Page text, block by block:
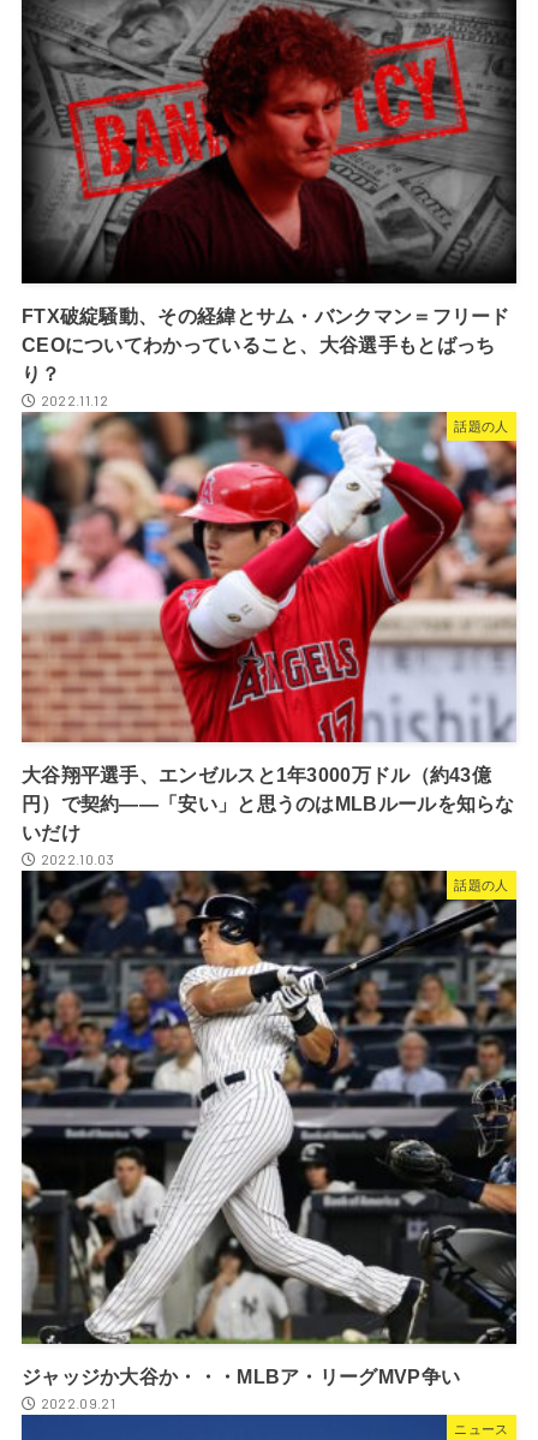
FTX破綻騒動、その経緯とサム・バンクマン＝フリード
CEOについてわかっていること、大谷選手もとばっち
り？
2022.11.12
話題の人
大谷翔平選手、エンゼルスと1年3000万ドル（約43億
円）で契約――「安い」と思うのはMLBルールを知らな
いだけ
2022.10.03
話題の人
ジャッジか大谷か・・・MLBア・リーグMVP争い
2022.09.21
ニュース